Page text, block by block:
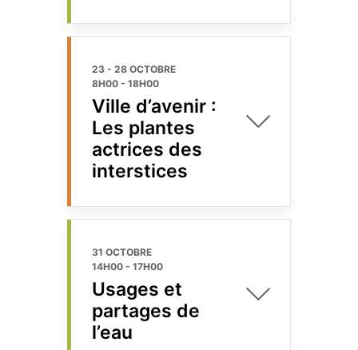
23 - 28 OCTOBRE
8H00 - 18H00
Ville d’avenir :
Les plantes
actrices des
interstices
31 OCTOBRE
14H00 - 17H00
Usages et
partages de
l’eau